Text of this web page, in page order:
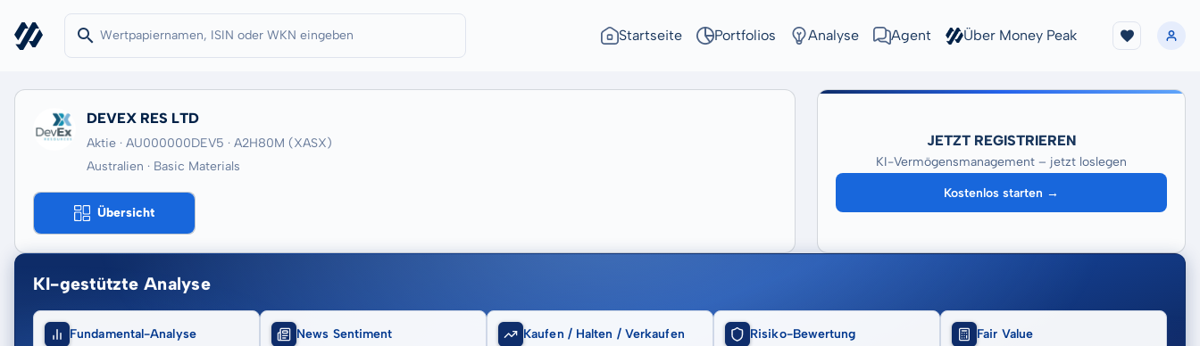
Startseite Portfolios Analyse Agent Über Money Peak
DEVEX RES LTD
Aktie · AU000000DEV5 · A2H80M (XASX)
Australien · Basic Materials
Übersicht
JETZT REGISTRIEREN
KI-Vermögensmanagement – jetzt loslegen
Kostenlos starten →
KI-gestützte Analyse
Fundamental-Analyse
News Sentiment
Kaufen / Halten / Verkaufen
Risiko-Bewertung
Fair Value